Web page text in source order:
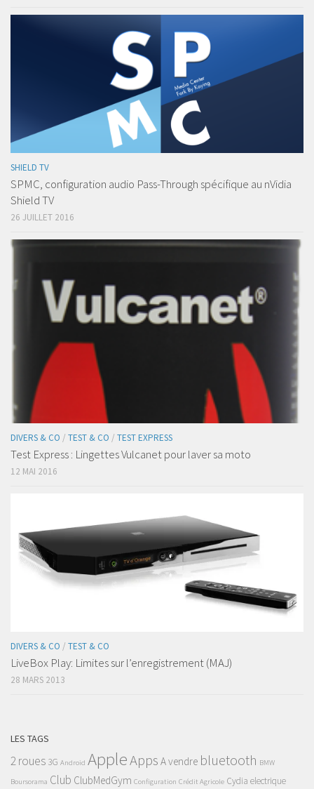
SHIELD TV
SPMC, configuration audio Pass-Through spécifique au nVidia
Shield TV
26 JUILLET 2016
DIVERS & CO / TEST & CO / TEST EXPRESS
Test Express : Lingettes Vulcanet pour laver sa moto
12 MAI 2016
DIVERS & CO / TEST & CO
LiveBox Play: Limites sur l’enregistrement (MAJ)
28 MARS 2013
LES TAGS
2 roues 3G Android AppleApps A vendre bluetooth BMW
Boursorama Club ClubMedGym Configuration Crédit Agricole Cydia electrique